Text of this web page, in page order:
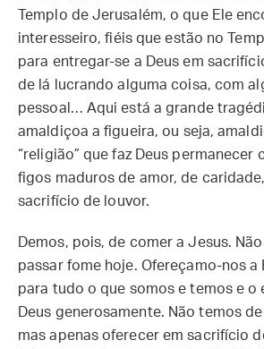
Templo de Jerusalém, o que Ele
interesseiro, fiéis que estão no
para entregar-se a Deus em
de lá lucrando alguma coisa, com
pessoal… Aqui está a grande
amaldiçoa a figueira, ou seja,
“religião” que faz Deus permanecer
figos maduros de amor, de
sacrifício de louvor.
Demos, pois, de comer a Jesus.
passar fome hoje. Ofereçamo-nos a
para tudo o que somos e temos e o
Deus generosamente. Não temos
mas apenas oferecer em sacrifício